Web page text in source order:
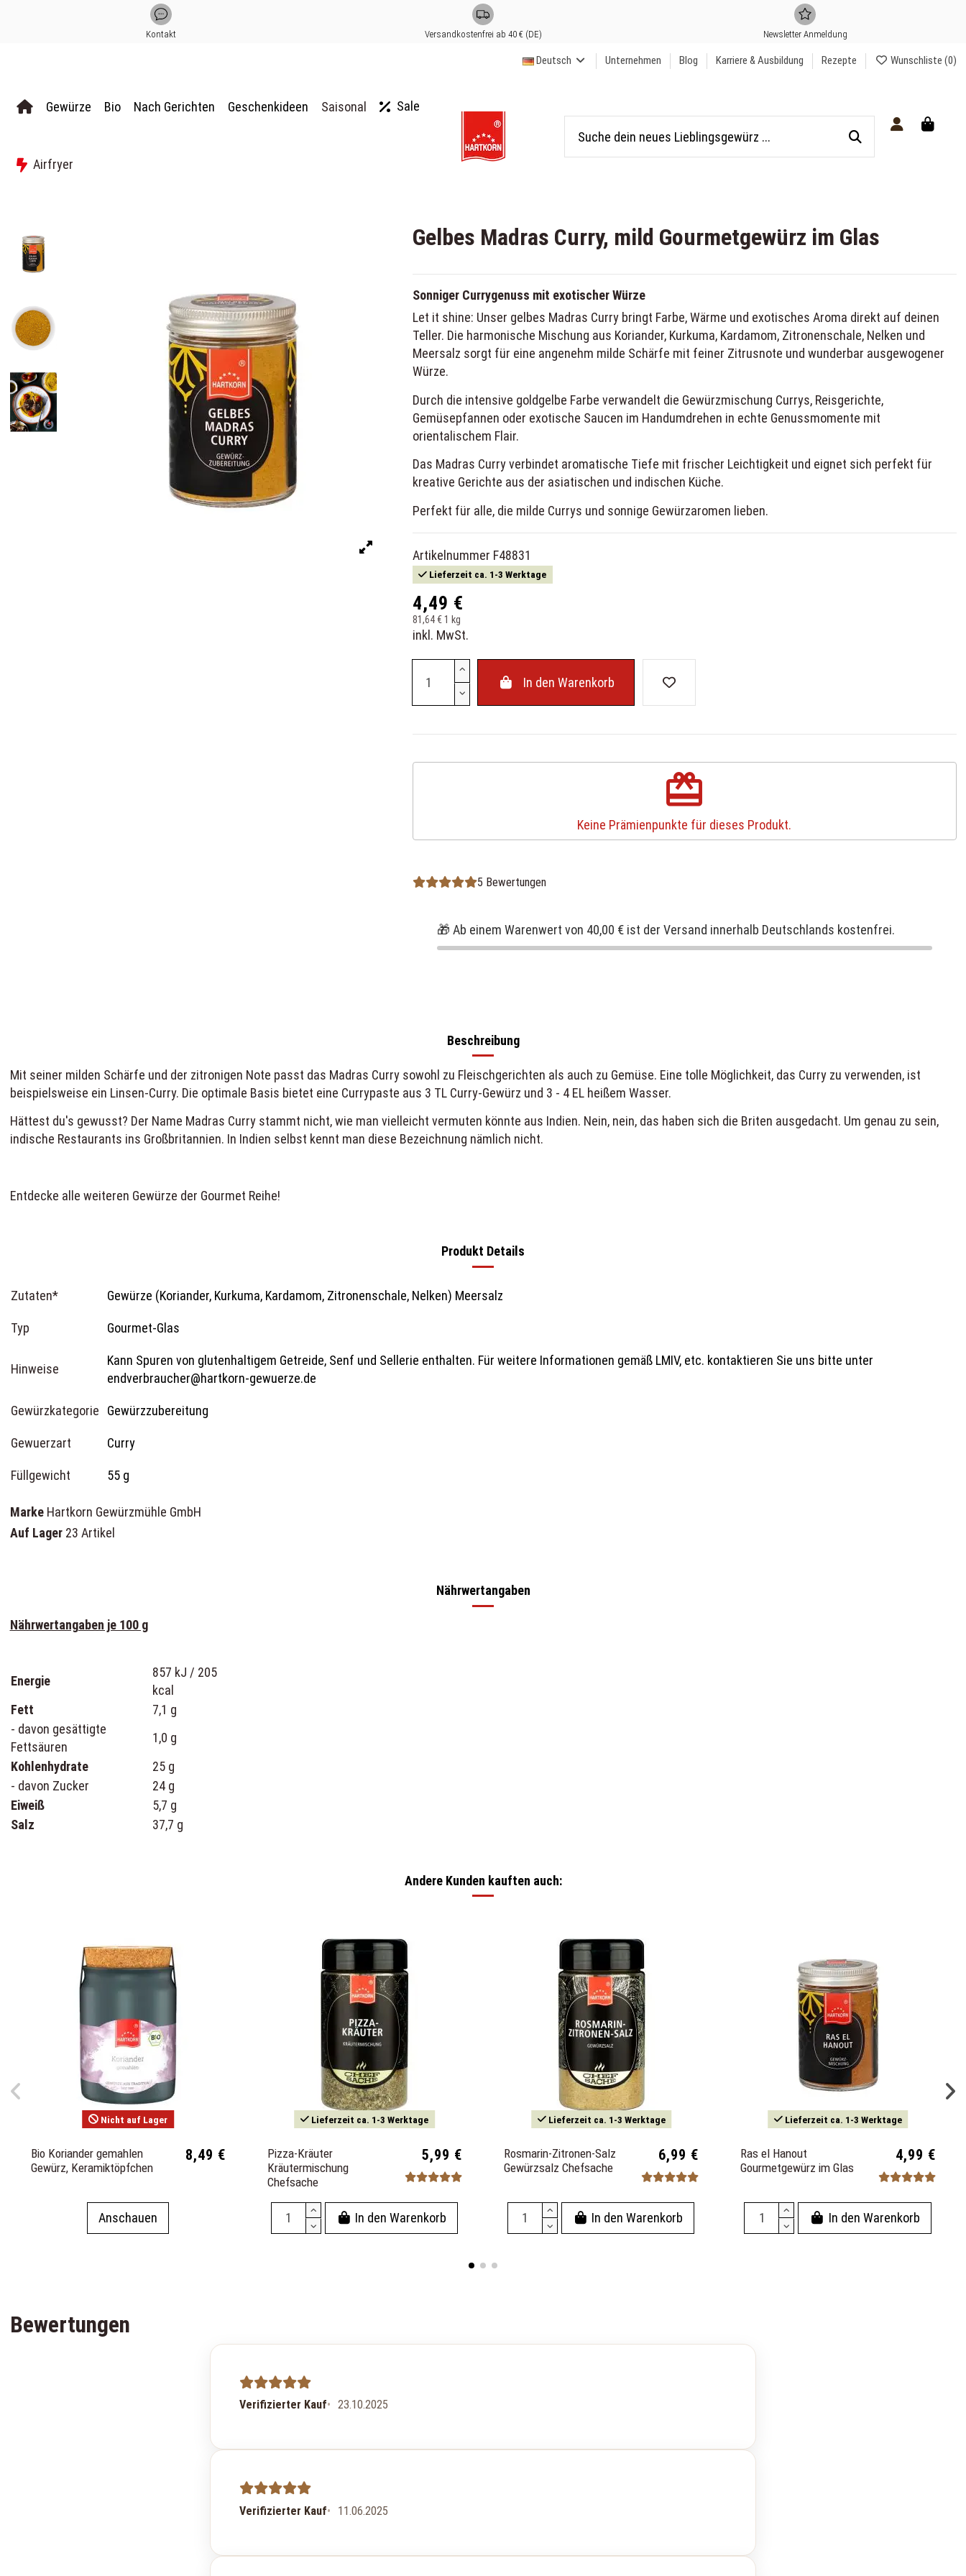
Kontakt Versandkostenfrei ab 40 € (DE) Newsletter Anmeldung
Deutsch Unternehmen Blog Karriere & Ausbildung Rezepte Wunschliste (0)
Gewürze Bio Nach Gerichten Geschenkideen Saisonal Sale
Airfryer
Gelbes Madras Curry, mild Gourmetgewürz im Glas
Sonniger Currygenuss mit exotischer Würze
Let it shine: Unser gelbes Madras Curry bringt Farbe, Wärme und exotisches Aroma direkt auf deinen
Teller. Die harmonische Mischung aus Koriander, Kurkuma, Kardamom, Zitronenschale, Nelken und
Meersalz sorgt für eine angenehm milde Schärfe mit feiner Zitrusnote und wunderbar ausgewogener
Würze.
Durch die intensive goldgelbe Farbe verwandelt die Gewürzmischung Currys, Reisgerichte,
Gemüsepfannen oder exotische Saucen im Handumdrehen in echte Genussmomente mit
orientalischem Flair.
Das Madras Curry verbindet aromatische Tiefe mit frischer Leichtigkeit und eignet sich perfekt für
kreative Gerichte aus der asiatischen und indischen Küche.
Perfekt für alle, die milde Currys und sonnige Gewürzaromen lieben.
Artikelnummer F48831
Lieferzeit ca. 1-3 Werktage
4,49 €
81,64 € 1 kg
inkl. MwSt.
In den Warenkorb
redeem
Keine Prämienpunkte für dieses Produkt.
5 Bewertungen
🎁 Ab einem Warenwert von 40,00 € ist der Versand innerhalb Deutschlands kostenfrei.
Beschreibung
Mit seiner milden Schärfe und der zitronigen Note passt das Madras Curry sowohl zu Fleischgerichten als auch zu Gemüse. Eine tolle Möglichkeit, das Curry zu verwenden, ist
beispielsweise ein Linsen-Curry. Die optimale Basis bietet eine Currypaste aus 3 TL Curry-Gewürz und 3 - 4 EL heißem Wasser.
Hättest du's gewusst? Der Name Madras Curry stammt nicht, wie man vielleicht vermuten könnte aus Indien. Nein, nein, das haben sich die Briten ausgedacht. Um genau zu sein,
indische Restaurants ins Großbritannien. In Indien selbst kennt man diese Bezeichnung nämlich nicht.
Entdecke alle weiteren Gewürze der Gourmet Reihe!
Produkt Details
Zutaten* Gewürze (Koriander, Kurkuma, Kardamom, Zitronenschale, Nelken) Meersalz
Typ Gourmet-Glas
Hinweise
Kann Spuren von glutenhaltigem Getreide, Senf und Sellerie enthalten. Für weitere Informationen gemäß LMIV, etc. kontaktieren Sie uns bitte unter
endverbraucher@hartkorn-gewuerze.de
Gewürzkategorie Gewürzzubereitung
Gewuerzart Curry
Füllgewicht 55 g
Marke Hartkorn Gewürzmühle GmbH
Auf Lager 23 Artikel
Nährwertangaben
Nährwertangaben je 100 g
Energie
857 kJ / 205
kcal
Fett
7,1 g
- davon gesättigte
Fettsäuren
1,0 g
Kohlenhydrate
25 g
- davon Zucker
24 g
Eiweiß
5,7 g
Salz
37,7 g
Andere Kunden kauften auch:
Nicht auf Lager
Bio Koriander gemahlen
Gewürz, Keramiktöpfchen
8,49 €
Anschauen
Lieferzeit ca. 1-3 Werktage
Pizza-Kräuter
Kräutermischung
Chefsache
5,99 €
In den Warenkorb
Lieferzeit ca. 1-3 Werktage
Rosmarin-Zitronen-Salz
Gewürzsalz Chefsache
6,99 €
In den Warenkorb
Lieferzeit ca. 1-3 Werktage
Ras el Hanout
Gourmetgewürz im Glas
4,99 €
In den Warenkorb
Bewertungen
Verifizierter Kauf 23.10.2025
Verifizierter Kauf 11.06.2025